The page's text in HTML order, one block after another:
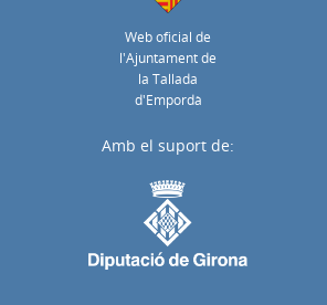
Web oficial de
l'Ajuntament de
la Tallada
d'Empordà
Amb el suport de: